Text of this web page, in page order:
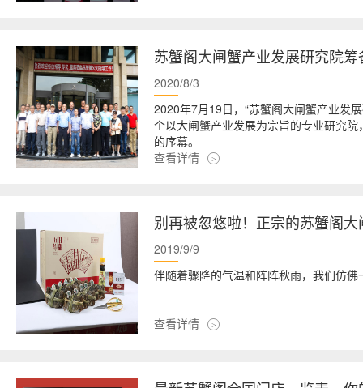
苏蟹阁大闸蟹产业发展研究院
2020/8/3
2020年7月19日，“苏蟹阁大闸蟹产业发
个以大闸蟹产业发展为宗旨的专业研究
的序幕。
查看详情
别再被忽悠啦！正宗的苏蟹阁
2019/9/9
伴随着骤降的气温和阵阵秋雨，我们仿
查看详情